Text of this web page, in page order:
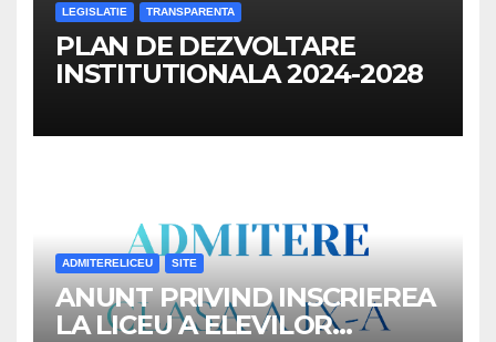
LEGISLATIE TRANSPARENTA
PLAN DE DEZVOLTARE
INSTITUTIONALA 2024-2028
ADMITERELICEU SITE
ANUNT PRIVIND INSCRIEREA
LA LICEU A ELEVILOR